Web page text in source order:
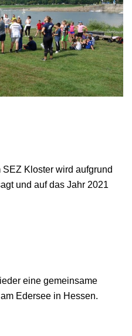
Kloster wird aufgrund
und auf das Jahr 2021
eine gemeinsame
Edersee in Hessen.